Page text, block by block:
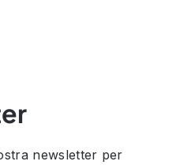
newsletter per